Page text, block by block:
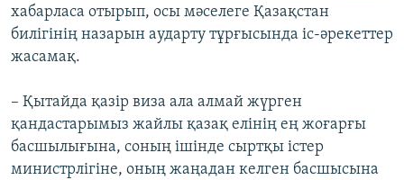
хабарласа отырып, осы мәселеге Қазақстан
билігінің назарын аударту тұрғысында іс-әрекеттер
жасамақ.
– Қытайда қазір виза ала алмай жүрген
қандастарымыз жайлы қазақ елінің ең жоғарғы
басшылығына, соның ішінде сыртқы істер
министрлігіне, оның жаңадан келген басшысына